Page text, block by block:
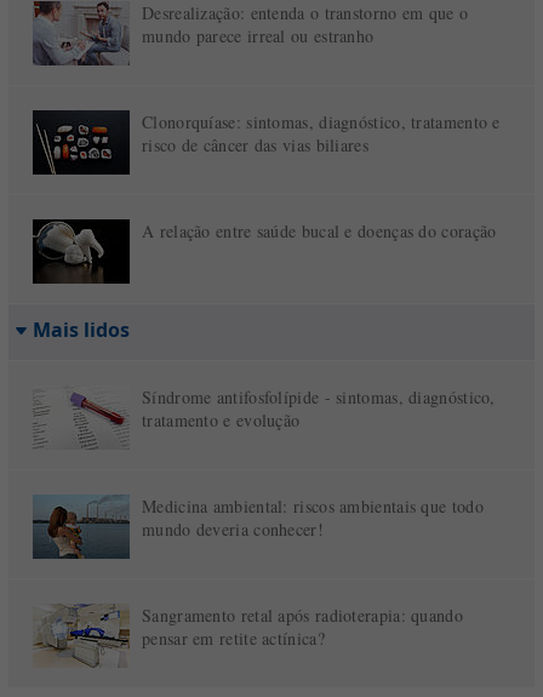
Desrealização: entenda o transtorno em que o
mundo parece irreal ou estranho
Clonorquíase: sintomas, diagnóstico, tratamento e
risco de câncer das vias biliares
A relação entre saúde bucal e doenças do coração
Mais lidos
Síndrome antifosfolípide - sintomas, diagnóstico,
tratamento e evolução
Medicina ambiental: riscos ambientais que todo
mundo deveria conhecer!
Sangramento retal após radioterapia: quando
pensar em retite actínica?